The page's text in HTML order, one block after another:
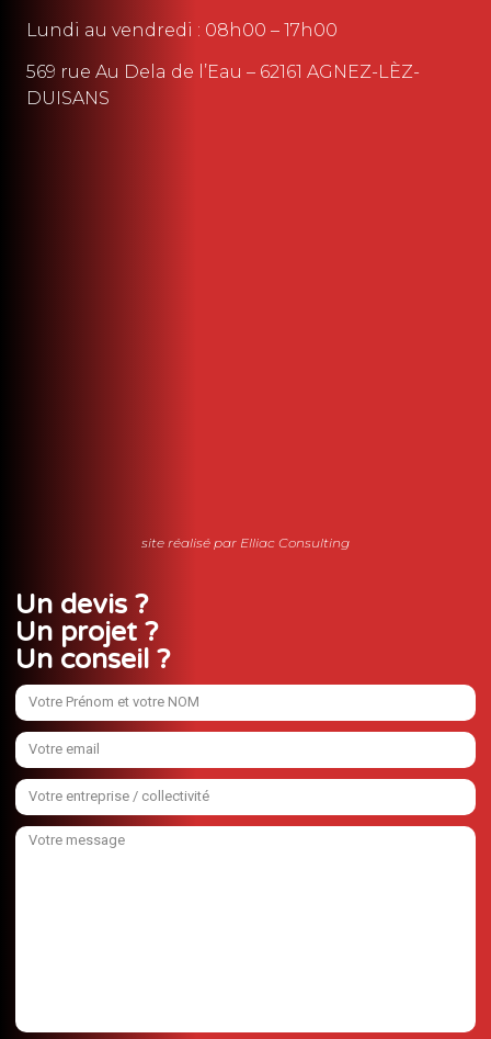
Lundi au vendredi : 08h00 – 17h00
569 rue Au Dela de l’Eau – 62161 AGNEZ-LÈZ-
DUISANS
site réalisé par Elliac Consulting
Un devis ?
Un projet ?
Un conseil ?